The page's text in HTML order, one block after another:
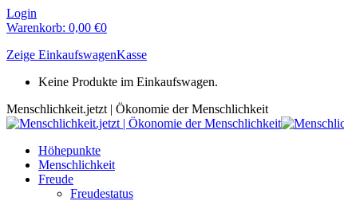
Zum
Inhalt
Login
Warenkorb: 0,00 €0
Zeige EinkaufswagenKasse
Keine Produkte im Einkaufswagen.
Menschlichkeit.jetzt | Ökonomie der Menschlichkeit
Höhepunkte
Menschlichkeit
Freude
Freudestatus